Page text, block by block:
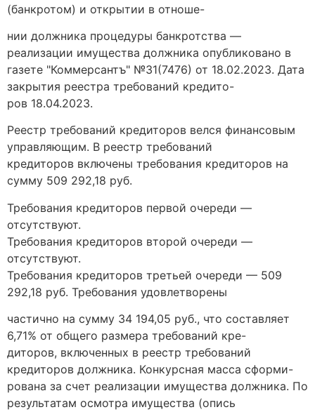
(банкротом) и открытии в отноше-
нии должника процедуры банкротства —
реализации имущества должника опубликовано в
газете "Коммерсантъ" №31(7476) от 18.02.2023. Дата
закрытия реестра требований кредито-
ров 18.04.2023.
Реестр требований кредиторов велся финансовым
управляющим. В реестр требований
кредиторов включены требования кредиторов на
сумму 509 292,18 руб.
Требования кредиторов первой очереди —
отсутствуют.
Требования кредиторов второй очереди —
отсутствуют.
Требования кредиторов третьей очереди — 509
292,18 руб. Требования удовлетворены
частично на сумму 34 194,05 руб., что составляет
6,71% от общего размера требований кре-
диторов, включенных в реестр требований
кредиторов должника. Конкурсная масса сформи-
рована за счет реализации имущества должника. По
результатам осмотра имущества (опись